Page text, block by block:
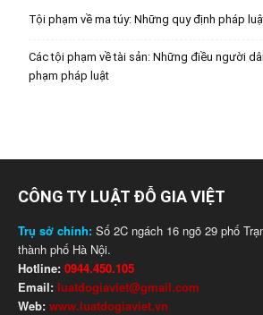
Tội phạm về ma túy: Những quy định pháp
Các tội phạm về tài sản: Những điều người
phạm pháp luật
CÔNG TY LUẬT ĐỖ GIA VIỆT
Trụ sở chính: Số 2C ngách 16 ngõ 29 phố
thành phố Hà Nội.
Hotline: 0944.450.105
Email: luatdogiaviet@gmail.com
Web: www.luatdogiaviet.vn